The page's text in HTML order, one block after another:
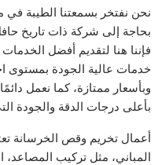
نحن نفتخر بسمعتنا الطيبة
بحاجة إلى شركة ذات تاريخ
فإننا هنا لتقديم أفضل
خدمات عالية الجودة بمستوى
وبأسعار ممتازة، كما نعمل
بأعلى درجات الدقة والجودة
أعمال تخريم وقص الخرسانة
المباني، مثل تركيب المصاعد،